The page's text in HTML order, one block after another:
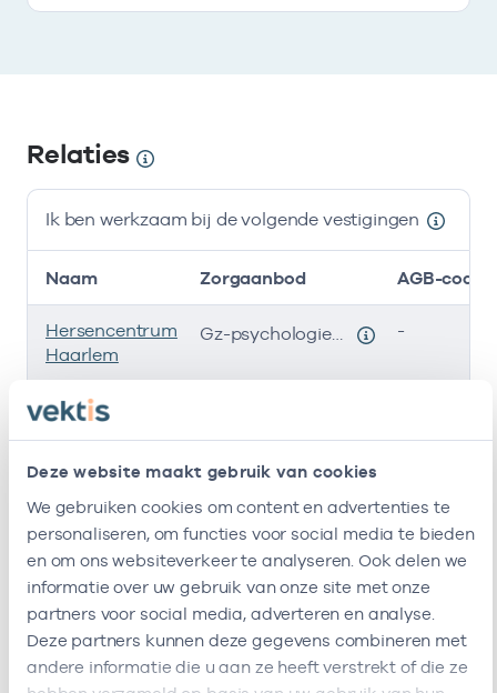
Deze website maakt gebruik van cookies
We gebruiken cookies om content en advertenties te
personaliseren, om functies voor social media te bieden
en om ons websiteverkeer te analyseren. Ook delen we
informatie over uw gebruik van onze site met onze
partners voor social media, adverteren en analyse.
Deze partners kunnen deze gegevens combineren met
andere informatie die u aan ze heeft verstrekt of die ze
Relaties
Ik ben werkzaam bij de volgende vestigingen
Naam Zorgaanbod AGB-code
Hersencentrum
Haarlem
Gz-psychologie, Kinder en jeugdpsycholoog NIP -
Hersencentrum
Zorggroep Ars
Gz-psychologie
Hersencentrum
Amstelveen
Gz-psychologie, Psychotherapie -
Psycho
Medisch
Centrum
Psychotherapie -